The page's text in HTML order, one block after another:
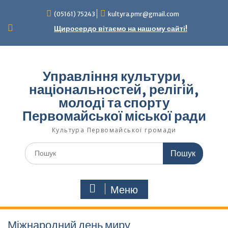
вмісту
(05161) 75243 kultyra.pmr@gmail.com
Щиросердо вітаємо на нашому сайті!
Управління культури,
національностей, релігій,
молоді та спорту
Первомайської міської ради
Культура Первомайcької громади
Шукати:
Меню
Міжнародний день миру